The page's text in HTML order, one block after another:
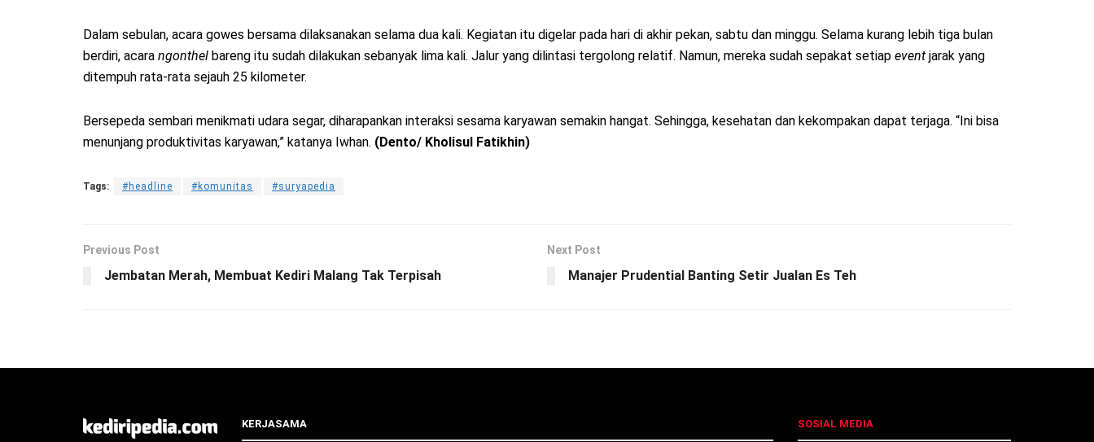
Dalam sebulan, acara gowes bersama dilaksanakan selama dua kali. Kegiatan itu digelar pada hari di akhir pekan, sabtu dan minggu. Selama kurang lebih tiga bulan
berdiri, acara ngonthel bareng itu sudah dilakukan sebanyak lima kali. Jalur yang dilintasi tergolong relatif. Namun, mereka sudah sepakat setiap event jarak yang
ditempuh rata-rata sejauh 25 kilometer.
Bersepeda sembari menikmati udara segar, diharapankan interaksi sesama karyawan semakin hangat. Sehingga, kesehatan dan kekompakan dapat terjaga. “Ini bisa
menunjang produktivitas karyawan,” katanya Iwhan. (Dento/ Kholisul Fatikhin)
Tags: #headline #komunitas #suryapedia
Previous Post
Jembatan Merah, Membuat Kediri Malang Tak Terpisah
Next Post
Manajer Prudential Banting Setir Jualan Es Teh
KERJASAMA SOSIAL MEDIA